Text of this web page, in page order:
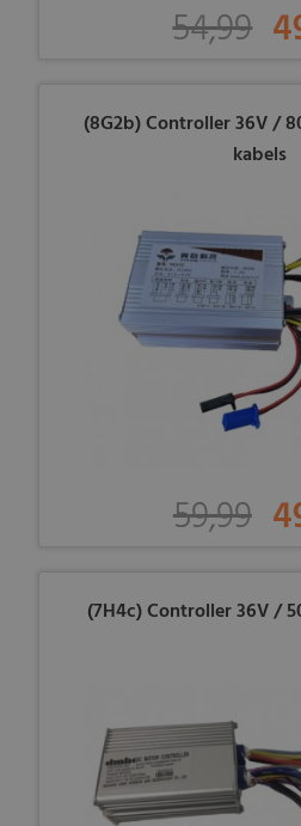
54,99
(8G2b) Controller 36V /
kabels
59,99
(7H4c) Controller 36V /